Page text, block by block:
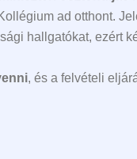
ad otthont.
hallgatókat, ezért
, és a felvételi